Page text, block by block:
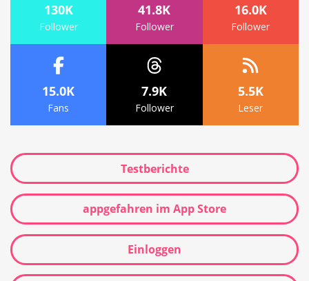
130K
Follower
41.8K
Follower
16.0K
Follower
15.0K
Fans
7.9K
Follower
5.5K
Leser
Testberichte
appgefahren im App Store
Einloggen